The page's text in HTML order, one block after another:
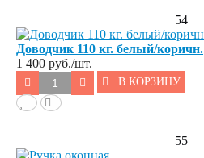
54
Доводчик 110 кг. белый/коричн.
1 400 руб./шт.
В КОРЗИНУ
55